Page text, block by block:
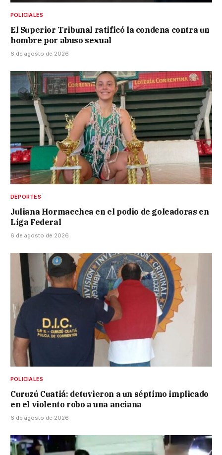
POLICIALES
El Superior Tribunal ratificó la condena contra un
hombre por abuso sexual
6 de agosto de 2026
DEPORTES
Juliana Hormaechea en el podio de goleadoras en
Liga Federal
6 de agosto de 2026
POLICIALES
Curuzú Cuatiá: detuvieron a un séptimo implicado
en el violento robo a una anciana
6 de agosto de 2026